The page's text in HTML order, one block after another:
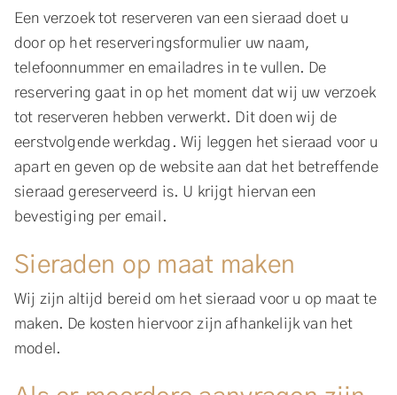
Een verzoek tot reserveren van een sieraad doet u
door op het reserveringsformulier uw naam,
telefoonnummer en emailadres in te vullen. De
reservering gaat in op het moment dat wij uw verzoek
tot reserveren hebben verwerkt. Dit doen wij de
eerstvolgende werkdag. Wij leggen het sieraad voor u
apart en geven op de website aan dat het betreffende
sieraad gereserveerd is. U krijgt hiervan een
bevestiging per email.
Sieraden op maat maken
Wij zijn altijd bereid om het sieraad voor u op maat te
maken. De kosten hiervoor zijn afhankelijk van het
model.